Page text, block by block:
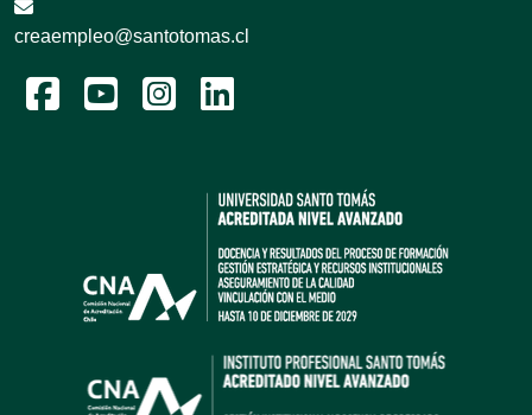
creaempleo@santotomas.cl